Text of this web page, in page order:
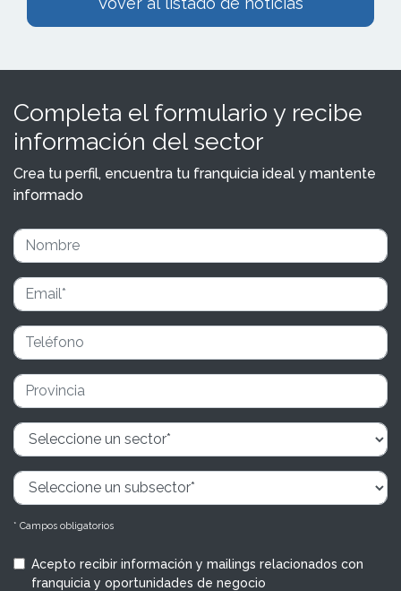
Completa el formulario y recibe
información del sector
Crea tu perfil, encuentra tu franquicia ideal y mantente
informado
* Campos obligatorios
Acepto recibir información y mailings relacionados con
franquicia y oportunidades de negocio